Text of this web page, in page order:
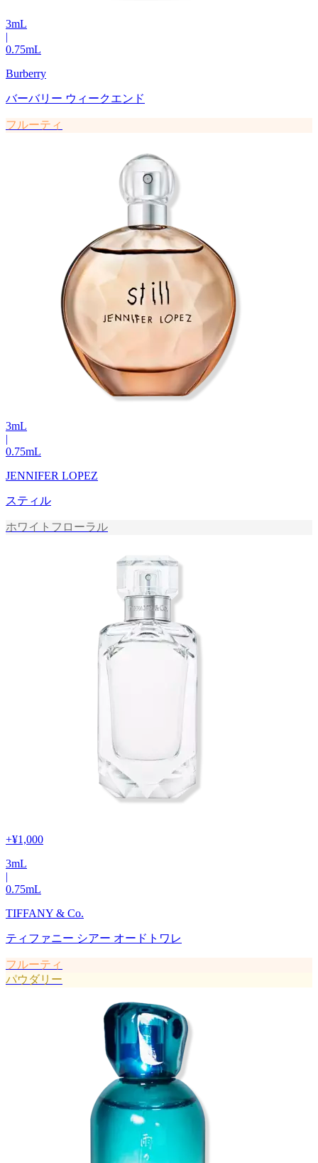
3mL
|
0.75mL
Burberry
バーバリー ウィークエンド
フルーティ
3mL
|
0.75mL
JENNIFER LOPEZ
スティル
ホワイトフローラル
+¥1,000
3mL
|
0.75mL
TIFFANY & Co.
ティファニー シアー オードトワレ
フルーティ
パウダリー